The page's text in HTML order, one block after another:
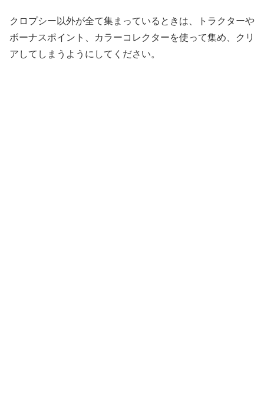
クロプシー以外が全て集まっているときは、トラクターや
ボーナスポイント、カラーコレクターを使って集め、クリ
アしてしまうようにしてください。